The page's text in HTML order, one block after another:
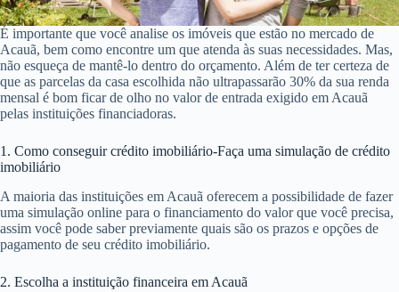
É importante que você analise os imóveis que estão no mercado de
Acauã, bem como encontre um que atenda às suas necessidades. Mas,
não esqueça de mantê-lo dentro do orçamento. Além de ter certeza de
que as parcelas da casa escolhida não ultrapassarão 30% da sua renda
mensal é bom ficar de olho no valor de entrada exigido em Acauã
pelas instituições financiadoras.
1. Como conseguir crédito imobiliário-Faça uma simulação de crédito
imobiliário
A maioria das instituições em Acauã oferecem a possibilidade de fazer
uma simulação online para o financiamento do valor que você precisa,
assim você pode saber previamente quais são os prazos e opções de
pagamento de seu crédito imobiliário.
2. Escolha a instituição financeira em Acauã